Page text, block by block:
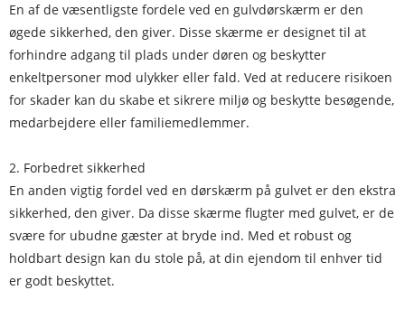
En af de væsentligste fordele ved en gulvdørskærm er den
øgede sikkerhed, den giver. Disse skærme er designet til at
forhindre adgang til plads under døren og beskytter
enkeltpersoner mod ulykker eller fald. Ved at reducere risikoen
for skader kan du skabe et sikrere miljø og beskytte besøgende,
medarbejdere eller familiemedlemmer.
2. Forbedret sikkerhed
En anden vigtig fordel ved en dørskærm på gulvet er den ekstra
sikkerhed, den giver. Da disse skærme flugter med gulvet, er de
svære for ubudne gæster at bryde ind. Med et robust og
holdbart design kan du stole på, at din ejendom til enhver tid
er godt beskyttet.